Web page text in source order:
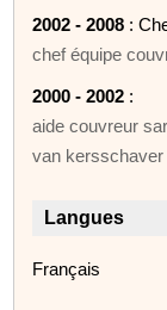
2002 - 2008 :
chef équipe
2000 - 2002 :
aide couvreur
van kersschaver
Langues
Français